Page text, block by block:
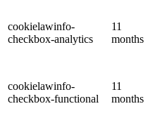
cookielawinfo-
checkbox-analytics
11
months
cookielawinfo-
checkbox-functional
11
months